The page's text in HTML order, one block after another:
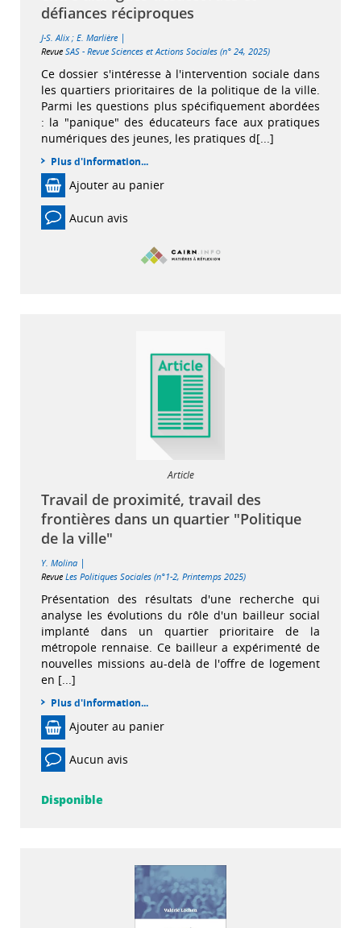
défiances réciproques
J-S. Alix; E. Marlière |
Revue SAS - Revue Sciences et Actions Sociales (n° 24, 2025)
Ce dossier s'intéresse à l'intervention sociale dans
les quartiers prioritaires de la politique de la ville.
Parmi les questions plus spécifiquement abordées
: la "panique" des éducateurs face aux pratiques
numériques des jeunes, les pratiques d[...]
Plus d'information...
Ajouter au panier
Aucun avis
Article
Travail de proximité, travail des
frontières dans un quartier "Politique
de la ville"
Y. Molina |
Revue Les Politiques Sociales (n°1-2, Printemps 2025)
Présentation des résultats d'une recherche qui
analyse les évolutions du rôle d'un bailleur social
implanté dans un quartier prioritaire de la
métropole rennaise. Ce bailleur a expérimenté de
nouvelles missions au-delà de l'offre de logement
en [...]
Plus d'information...
Ajouter au panier
Aucun avis
Disponible